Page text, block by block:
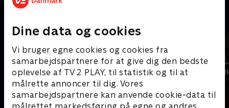
Dine data og cookies
Vi bruger egne cookies og cookies fra
samarbejdspartnere for at give dig den bedste
oplevelse af TV 2 PLAY, til statistik og til at
målrette annoncer til dig. Vores
samarbejdspartnere kan anvende cookie-data til